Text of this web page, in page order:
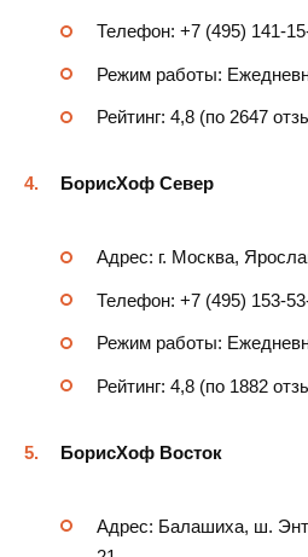
Телефон: +7 (495) 141-
Режим работы:
Рейтинг: 4,8 (по 2647
БорисХоф Север
Адрес: г. Москва,
Телефон: +7 (495) 153-
Режим работы:
Рейтинг: 4,8 (по 1882
БорисХоф Восток
Адрес: Балашиха, ш.